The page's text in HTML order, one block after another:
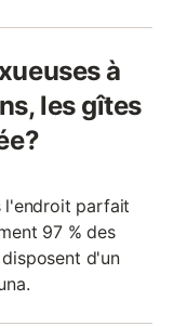
à
les gîtes
l'endroit parfait
97 % des
d'un